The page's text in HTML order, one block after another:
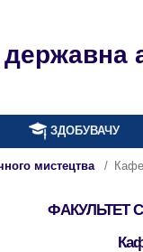
державна
ЗДОБУВАЧУ
мистецтва
ФАКУЛЬТЕТ